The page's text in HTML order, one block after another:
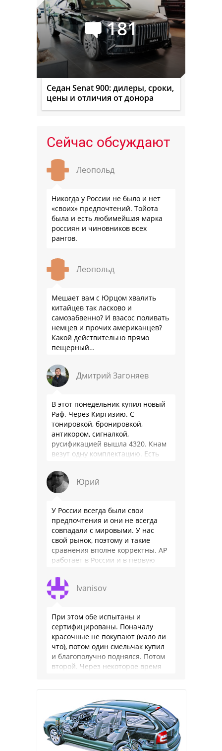
181
Седан Senat 900: дилеры, сроки,
цены и отличия от донора
Сейчас обсуждают
Леопольд
Никогда у России не было и нет
«своих» предпочтений. Тойота
была и есть любимейшая марка
россиян и чиновников всех
рангов.
Леопольд
Мешает вам с Юрцом хвалить
китайцев так ласково и
самозабвенно? И взасос поливать
немцев и прочих американцев?
Какой действительно прямо
пещерный…
Дмитрий Загоняев
В этот понедельник купил новый
Раф. Через Киргизию. С
тонировкой, бронировкой,
антикором, сигналкой,
русификацией вышла 4320. Кнам
везут одну комплектацию. Есть
(т. е. только интернет радио), нет
…
Юрий
У России всегда были свои
предпочтения и они не всегда
совпадали с мировыми. У нас
свой рынок, поэтому и такие
сравнения вполне корректны. АР
работает в России и в первую
Ivanisov
При этом обе испытаны и
сертифицированы. Поначалу
красочные не покупают (мало ли
что), потом один смельчак купил
и благополучно поднялся. Потом
второй. Через некоторое время